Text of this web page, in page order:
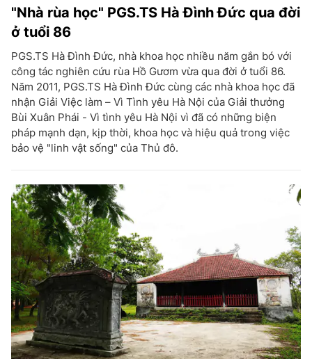
"Nhà rùa học" PGS.TS Hà Đình Đức qua đời
ở tuổi 86
PGS.TS Hà Đình Đức, nhà khoa học nhiều năm gắn bó với
công tác nghiên cứu rùa Hồ Gươm vừa qua đời ở tuổi 86.
Năm 2011, PGS.TS Hà Đình Đức cùng các nhà khoa học đã
nhận Giải Việc làm – Vì Tình yêu Hà Nội của Giải thưởng
Bùi Xuân Phái - Vì tình yêu Hà Nội vì đã có những biện
pháp mạnh dạn, kịp thời, khoa học và hiệu quả trong việc
bảo vệ "linh vật sống" của Thủ đô.